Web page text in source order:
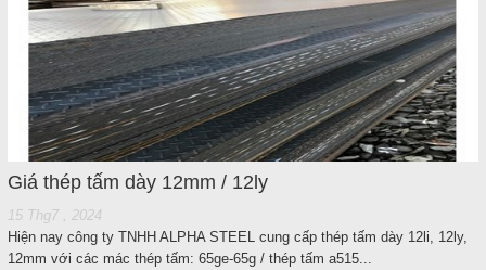
Giá thép tấm dày 12mm / 12ly
15 Thg7 , 2024
Hiện nay công ty TNHH ALPHA STEEL cung cấp thép tấm dày 12li, 12ly,
12mm với các mác thép tấm: 65ge-65g / thép tấm a515...